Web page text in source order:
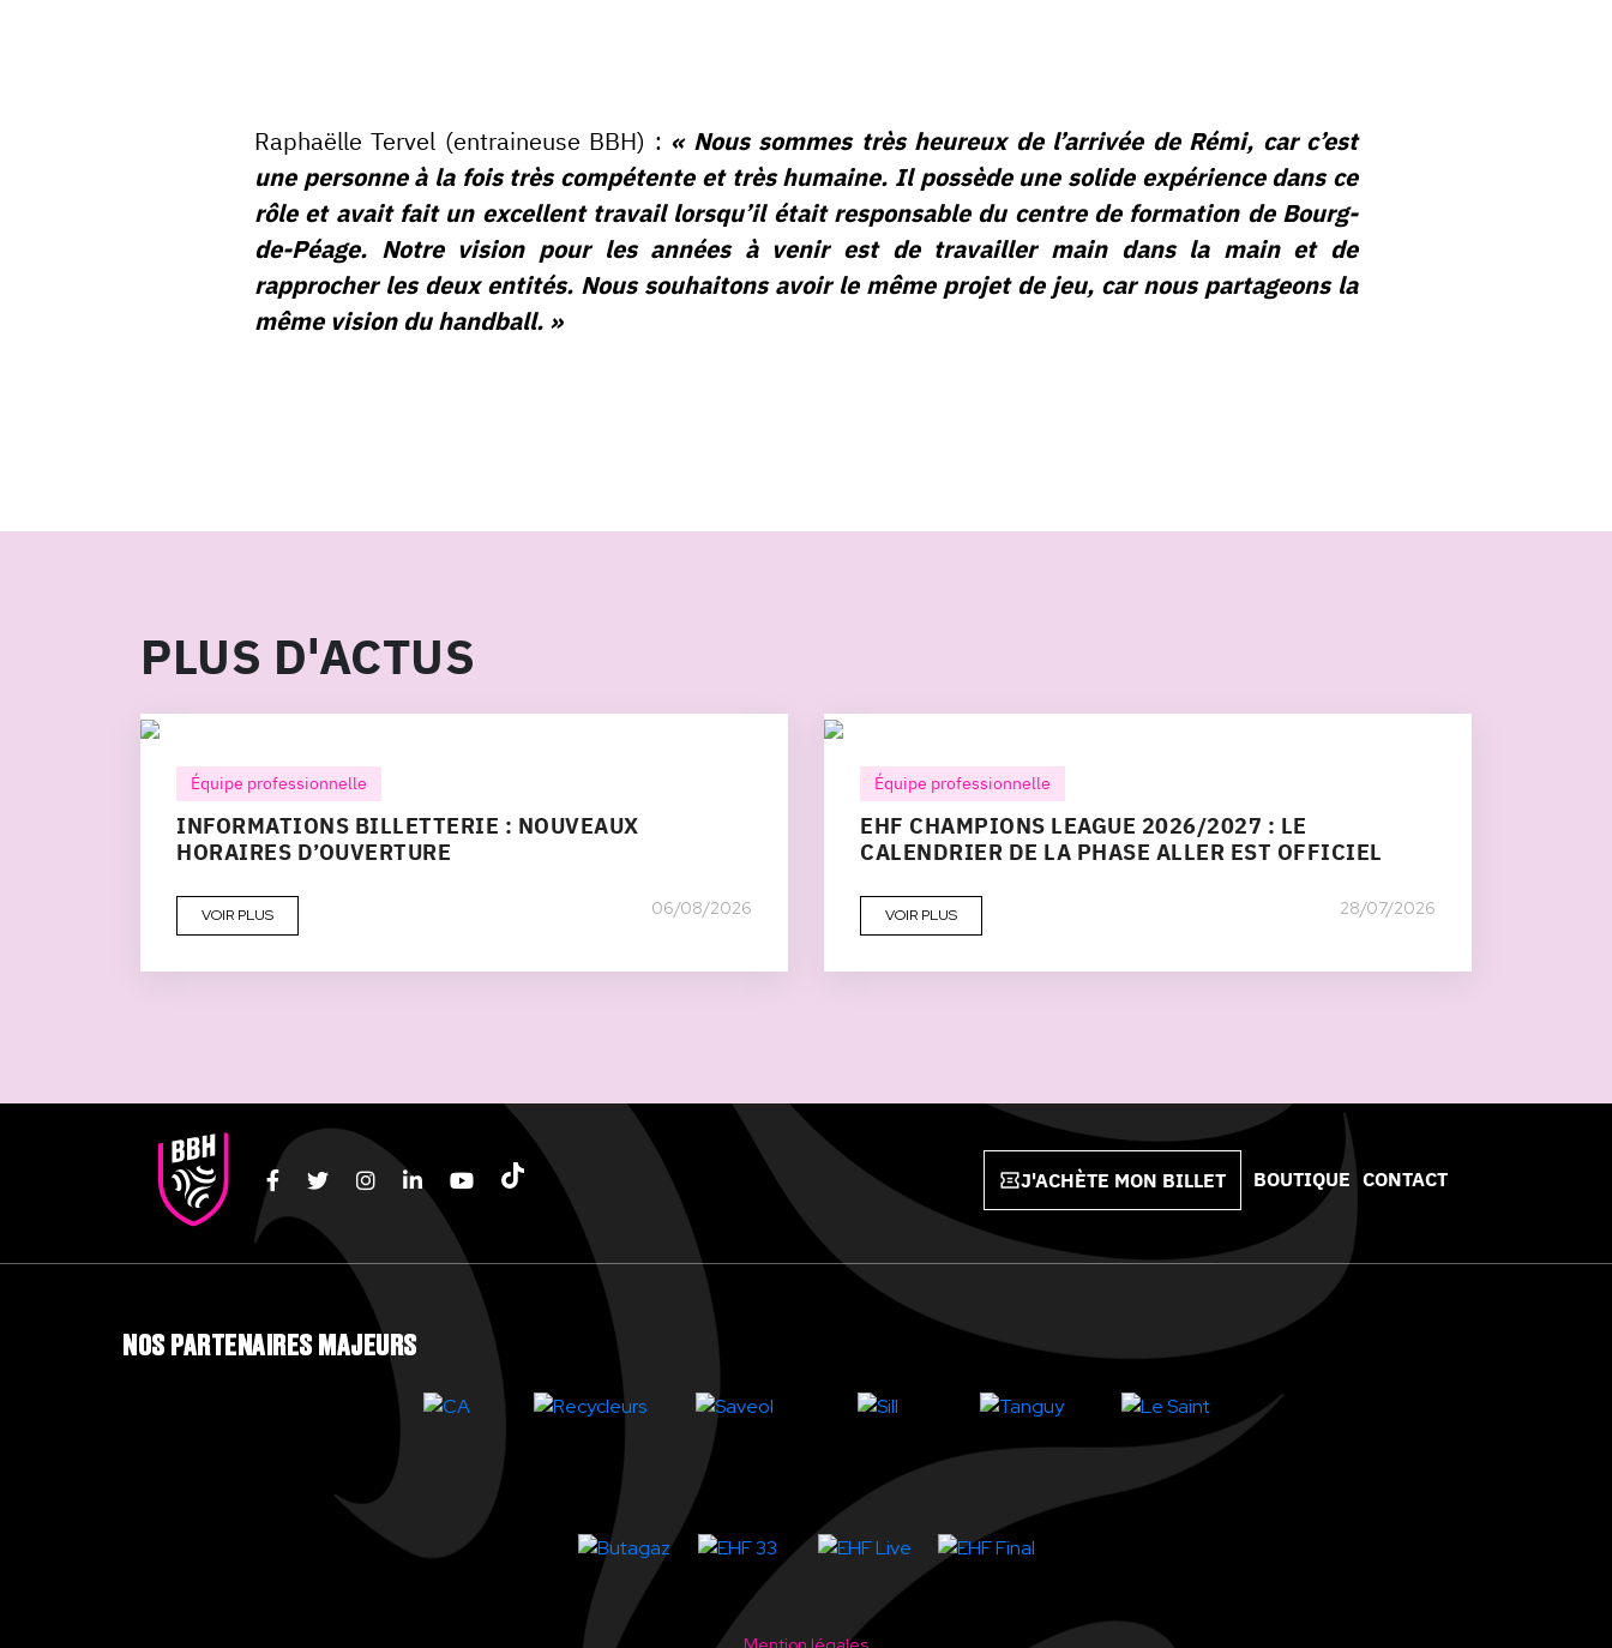
Raphaëlle Tervel (entraineuse BBH) : « Nous sommes très heureux de l’arrivée de Rémi, car c’est
une personne à la fois très compétente et très humaine. Il possède une solide expérience dans ce
rôle et avait fait un excellent travail lorsqu’il était responsable du centre de formation de Bourg-
de-Péage. Notre vision pour les années à venir est de travailler main dans la main et de
rapprocher les deux entités. Nous souhaitons avoir le même projet de jeu, car nous partageons la
même vision du handball. »
PLUS D'ACTUS
Équipe professionnelle
INFORMATIONS BILLETTERIE : NOUVEAUX
HORAIRES D’OUVERTURE
VOIR PLUS 06/08/2026
Équipe professionnelle
EHF CHAMPIONS LEAGUE 2026/2027 : LE
CALENDRIER DE LA PHASE ALLER EST OFFICIEL
VOIR PLUS 28/07/2026
J'ACHÈTE MON BILLET BOUTIQUE CONTACT
NOS PARTENAIRES MAJEURS